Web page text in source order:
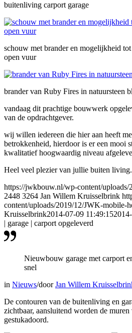
buitenliving carport garage
schouw met brander en mogelijkheid tot
open vuur
brander van Ruby Fires in natuursteen
vandaag dit prachtige bouwwerk
van de opdrachtgever.
wij willen iedereen die hier aan heeft
betrokkenheid, hierdoor is er een mooi
kwalitatief hoogwaardig niveau
Heel veel plezier van jullie buiten living.
https://jwkbouw.nl/wp-content/
2448 3264 Jan Willem Kruisselbrink
content/uploads/2019/12/JWK-mobile-
Kruisselbrink2014-07-09 11:49:15
| garage | carport opgeleverd
Nieuwbouw garage met carport
snel
in Nieuws/doorJan Willem
De contouren van de buitenliving en
zichtbaar, aansluitend worden de muren
gestukadoord.